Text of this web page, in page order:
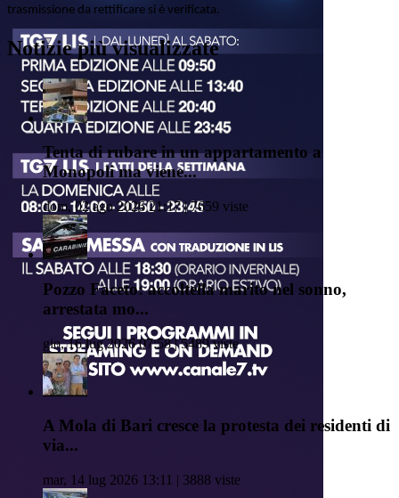
trasmissione da rettificare si è verificata.
Notizie più visualizzate
Tenta di rubare in un appartamento a
Monopoli ma viene...
dom, 02 ago 2026 21:17 | 7659 viste
Pozzo Faceto: accoltella marito nel sonno,
arrestata mo...
gio, 16 lug 2026 07:58 | 5489 viste
A Mola di Bari cresce la protesta dei residenti di
via...
mar, 14 lug 2026 13:11 | 3888 viste